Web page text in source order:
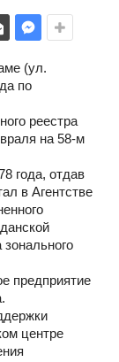
(ул.
по
реестра
на 58-м
года, отдав
в Агентстве
предприятие
центре